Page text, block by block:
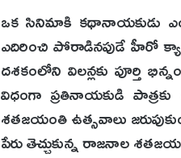
ఒక సినిమాకి కథానాయకుడు
ఎదిరించి పోరాడినపుడే హీరో
దశకంలోని విలన్లకు పూర్తి
విధంగా ప్రతినాయకుడి
శతజయంతి ఉత్సవాలు
పేరు తెచ్చుకున్న రాజనాల